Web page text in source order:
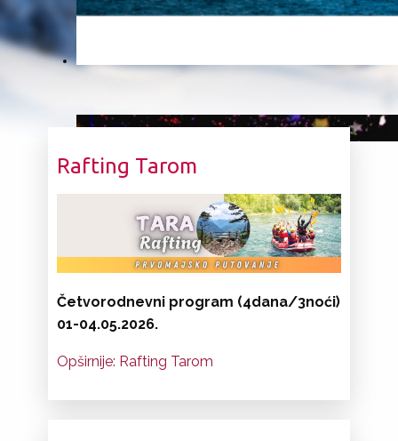
Rafting Tarom
Četvorodnevni program (4dana/3noći)
01-04.05.2026.
Opširnije: Rafting Tarom